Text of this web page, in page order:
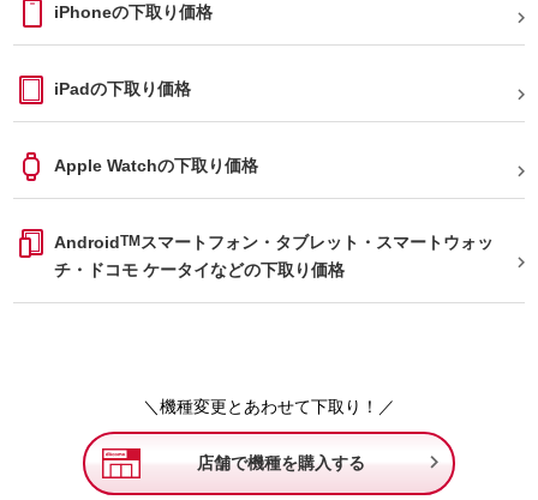
iPhoneの下取り価格 
iPadの下取り価格 
Apple Watchの下取り価格 
AndroidTMスマートフォン・タブレット・スマートウォッ
チ・ドコモ ケータイなどの下取り価格

＼機種変更とあわせて下取り！／
店舗で機種を購入する 